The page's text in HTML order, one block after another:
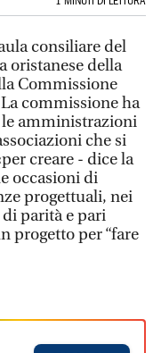
consiliare del
oristanese della
Commissione
commissione ha
amministrazioni
che si
creare - dice la
occasioni di
progettuali, nei
parità e pari
progetto per “fare